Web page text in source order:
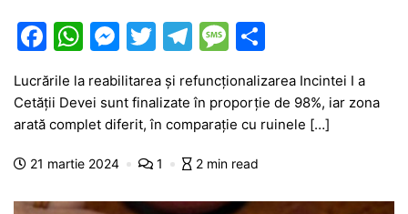
F
a
c
e
b
W
at
s
A
M
e
s
s
e
T
w
itt
er
T
el
e
gr
a
M
s
s
a
ta
je
Lucrările la reabilitarea și refuncționalizarea Incintei I a
Cetății Devei sunt finalizate în proporție de 98%, iar zona
arată complet diferit, în comparație cu ruinele […]
21 martie 2024 1 2 min read